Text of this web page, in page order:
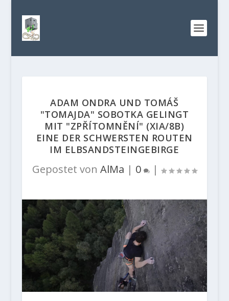
ADAM ONDRA UND TOMÁŠ
"TOMAJDA" SOBOTKA GELINGT
MIT "ZPŘÍTOMNĚNÍ" (XIA/8B)
EINE DER SCHWERSTEN ROUTEN
IM ELBSANDSTEINGEBIRGE
Gepostet von AlMa | 0 |